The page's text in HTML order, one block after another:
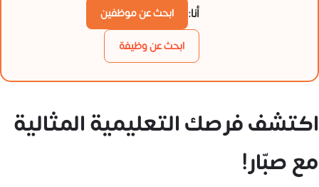
أنا:
ابحث عن موظفين
ابحث عن وظيفة
اكتشف فرصك التعليمية المثالية
مع صبّار!